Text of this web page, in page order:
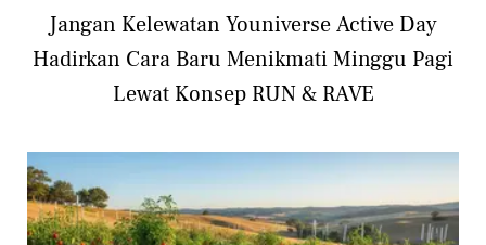
Jangan Kelewatan Youniverse Active Day
Hadirkan Cara Baru Menikmati Minggu Pagi
Lewat Konsep RUN & RAVE